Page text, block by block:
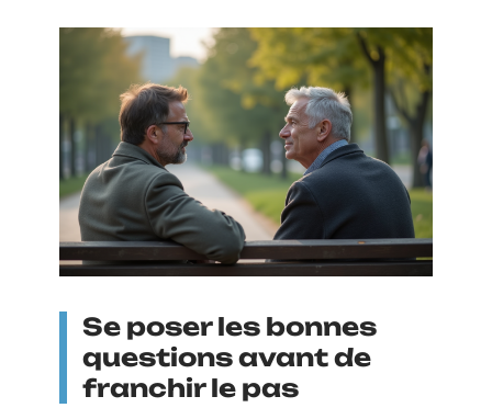
Se poser les bonnes
questions avant de
franchir le pas